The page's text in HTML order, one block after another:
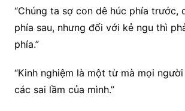
“Chúng ta sợ con dê húc phía trước,
phía sau, nhưng đối với kẻ ngu thì
phía.”
“Kinh nghiệm là một từ mà mọi
các sai lầm của mình.”